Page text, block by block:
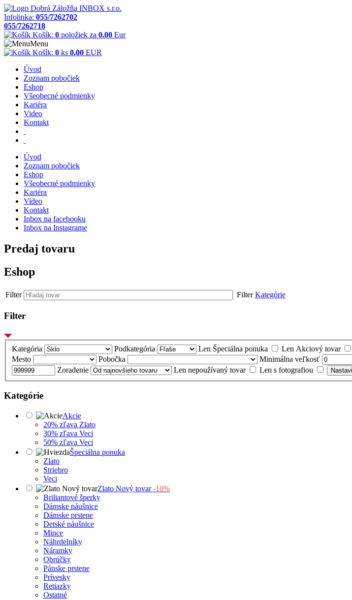
Infolinka: 055/7262702
055/7262718
Košík: 0 položiek za 0.00 Eur
Menu
Košík: 0 ks 0.00 EUR
Úvod
Zoznam pobočiek
Eshop
Všeobecné podmienky
Kariéra
Video
Kontakt
Úvod
Zoznam pobočiek
Eshop
Všeobecné podmienky
Kariéra
Video
Kontakt
Inbox na facebooku
Inbox na Instagrame
Predaj tovaru
Eshop
Filter Filter Kategórie
Filter
Kategória Podkategória Len Špeciálna ponuka Len Akciový tovar
Mesto
Pobočka Minimálna veľkosť
Zoradenie
Len nepoužívaný tovar Len s fotografiou
Kategórie
Akcie
20% zľava Zlato
30% zľava Veci
50% zľava Veci
Špeciálna ponuka
Zlato
Striebro
Veci
Zlato Nový tovar-10%
Briliantové šperky
Dámske náušnice
Dámske prstene
Detské náušnice
Mince
Náhrdelníky
Náramky
Obrúčky
Pánske prstene
Prívesky
Retiazky
Ostatné